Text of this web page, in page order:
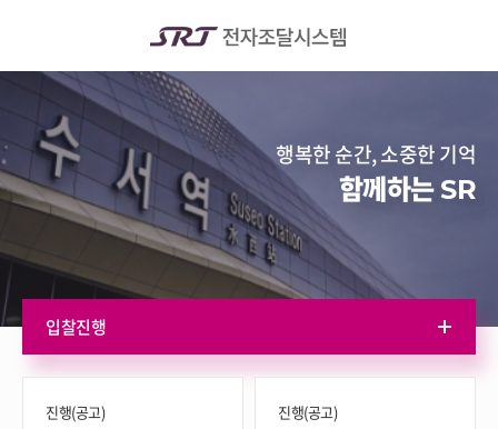
행복한 순간, 소중한 기억
함께하는 SR
입찰진행
진행(공고) 진행(공고)